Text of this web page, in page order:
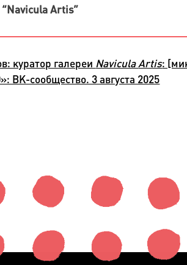
“Navicula Artis”
куратор галереи Navicula Artis:
ВК-сообщество. 3 августа 2025